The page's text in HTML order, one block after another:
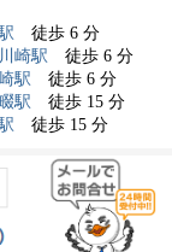
徒歩 6 分
崎駅 徒歩 6 分
駅 徒歩 6 分
駅 徒歩 15 分
徒歩 15 分